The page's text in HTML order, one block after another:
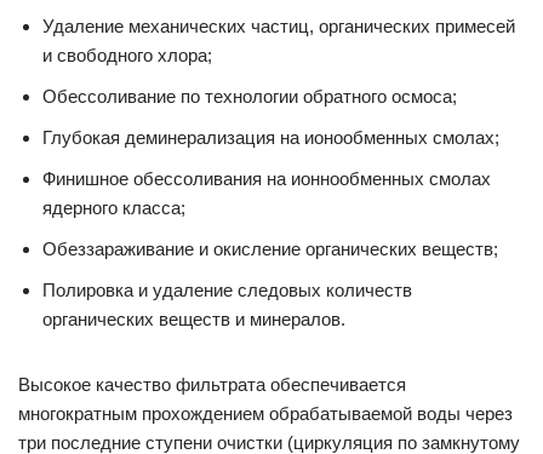
Удаление механических частиц, органических примесей
и свободного хлора;
Обессоливание по технологии обратного осмоса;
Глубокая деминерализация на ионообменных смолах;
Финишное обессоливания на ионнообменных смолах
ядерного класса;
Обеззараживание и окисление органических веществ;
Полировка и удаление следовых количеств
органических веществ и минералов.
Высокое качество фильтрата обеспечивается
многократным прохождением обрабатываемой воды через
три последние ступени очистки (циркуляция по замкнутому